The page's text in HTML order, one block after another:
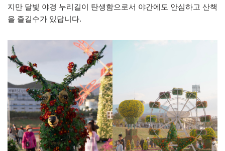
지만 달빛 야경 누리길이 탄생함으로서 야간에도 안심하고 산책
을 즐길수가 있답니다.